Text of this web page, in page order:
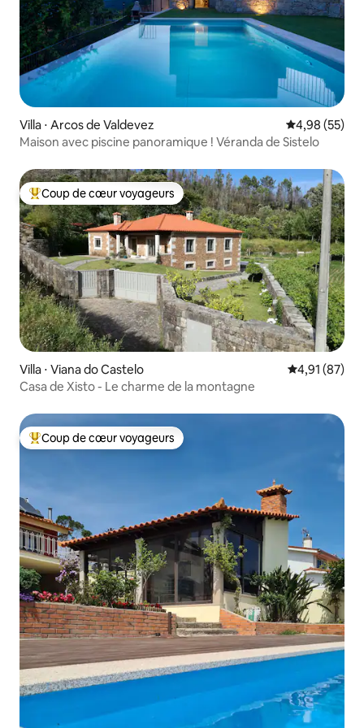
Villa ⋅ Arcos de Valdevez Évaluation
4,98 (55)
Maison avec piscine panoramique ! Véranda de Sistelo
Coups de cœur voyageurs les plus appréciés
Coup de cœur voyageurs
Villa ⋅ Viana do Castelo Évaluation
4,91 (87)
Casa de Xisto - Le charme de la montagne
Coups de cœur voyageurs les plus appréciés
Coup de cœur voyageurs